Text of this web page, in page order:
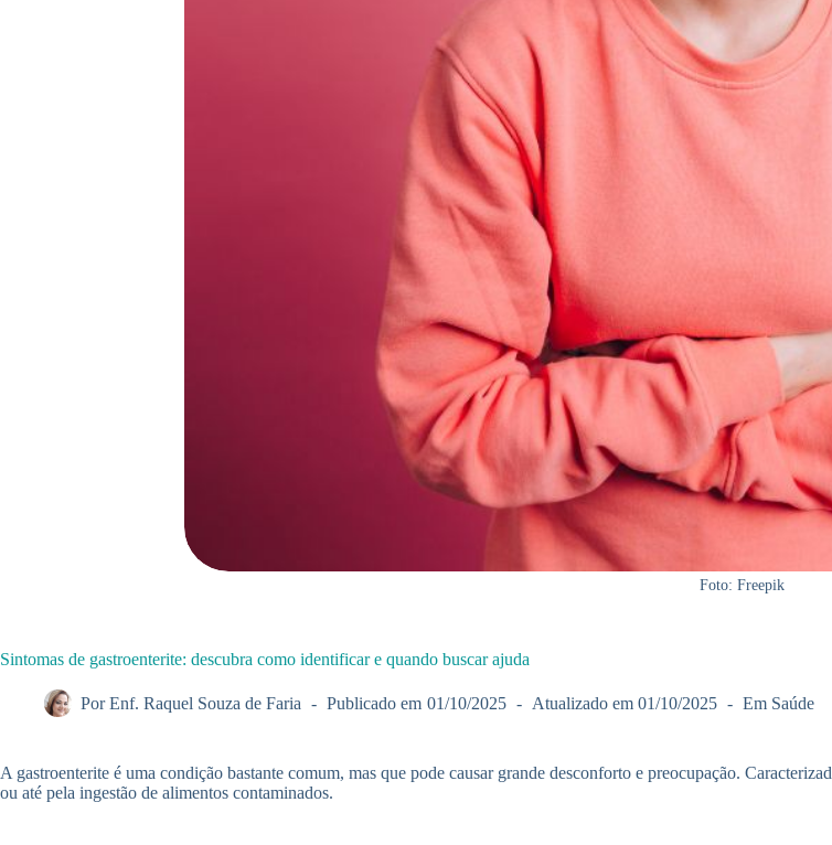
Foto: Freepik
Sintomas de gastroenterite: descubra como identificar e quando buscar ajuda
Por Enf. Raquel Souza de Faria Publicado em 01/10/2025 Atualizado em 01/10/2025 Em Saúde
A gastroenterite é uma condição bastante comum, mas que pode causar grande desconforto e preocupação.
ou até pela ingestão de alimentos contaminados.